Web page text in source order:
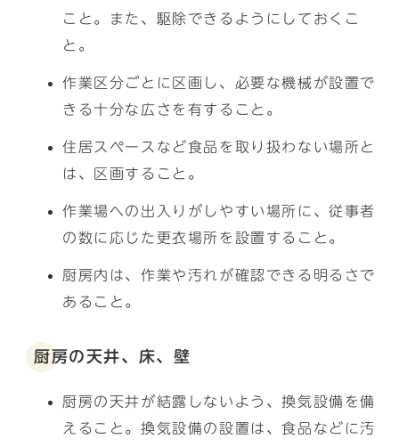
こと。また、駆除できるようにしておくこ
と。
作業区分ごとに区画し、必要な機械が設置で
きる十分な広さを有すること。
住居スペースなど食品を取り扱わない場所と
は、区画すること。
作業場への出入りがしやすい場所に、従事者
の数に応じた更衣場所を設置すること。
厨房内は、作業や汚れが確認できる明るさで
あること。
厨房の天井、床、壁
厨房の天井が結露しないよう、換気設備を備
えること。換気設備の設置は、食品などに汚